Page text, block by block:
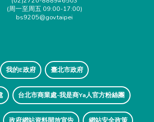
(周一至周五 09:00-17:00)
bs9205@gov.taipei
我的E政府 臺北市政府
台北市商業處-我是商Ya人官方粉絲團